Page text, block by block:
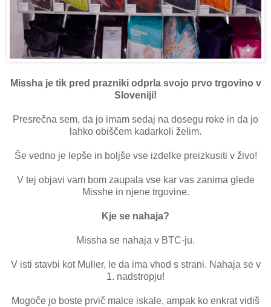
Missha je tik pred prazniki odprla svojo prvo trgovino v
Sloveniji!
Presrečna sem, da jo imam sedaj na dosegu roke in da jo
lahko obiščem kadarkoli želim.
Še vedno je lepše in boljše vse izdelke preizkusiti v živo!
V tej objavi vam bom zaupala vse kar vas zanima glede
Misshe in njene trgovine.
Kje se nahaja?
Missha se nahaja v BTC-ju.
V isti stavbi kot Muller, le da ima vhod s strani. Nahaja se v
1. nadstropju!
Mogoče jo boste prvič malce iskale, ampak ko enkrat vidiš